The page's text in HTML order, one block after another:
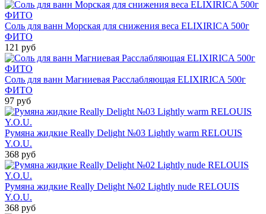
Соль для ванн Морская для снижения веса ELIXIRICA 500г
ФИТО
121 руб
Соль для ванн Магниевая Расслабляющая ELIXIRICA 500г
ФИТО
97 руб
Румяна жидкие Really Delight №03 Lightly warm RELOUIS
Y.O.U.
368 руб
Румяна жидкие Really Delight №02 Lightly nude RELOUIS
Y.O.U.
368 руб